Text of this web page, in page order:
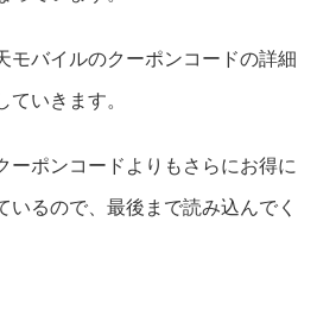
モバイルのクーポンコードの詳細
いきます。
ーポンコードよりもさらにお得に
いるので、最後まで読み込んでく